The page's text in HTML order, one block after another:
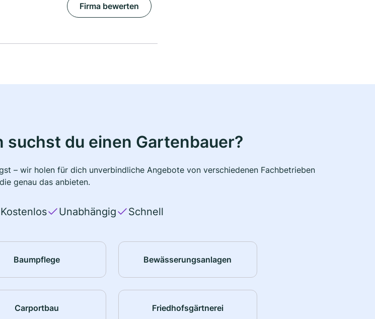
Firma bewerten
suchst du einen Gartenbauer?
– wir holen für dich unverbindliche Angebote von verschiedenen Fachbetrieben
genau das anbieten.
Kostenlos Unabhängig Schnell
Baumpflege Bewässerungsanlagen
Carportbau Friedhofsgärtnerei